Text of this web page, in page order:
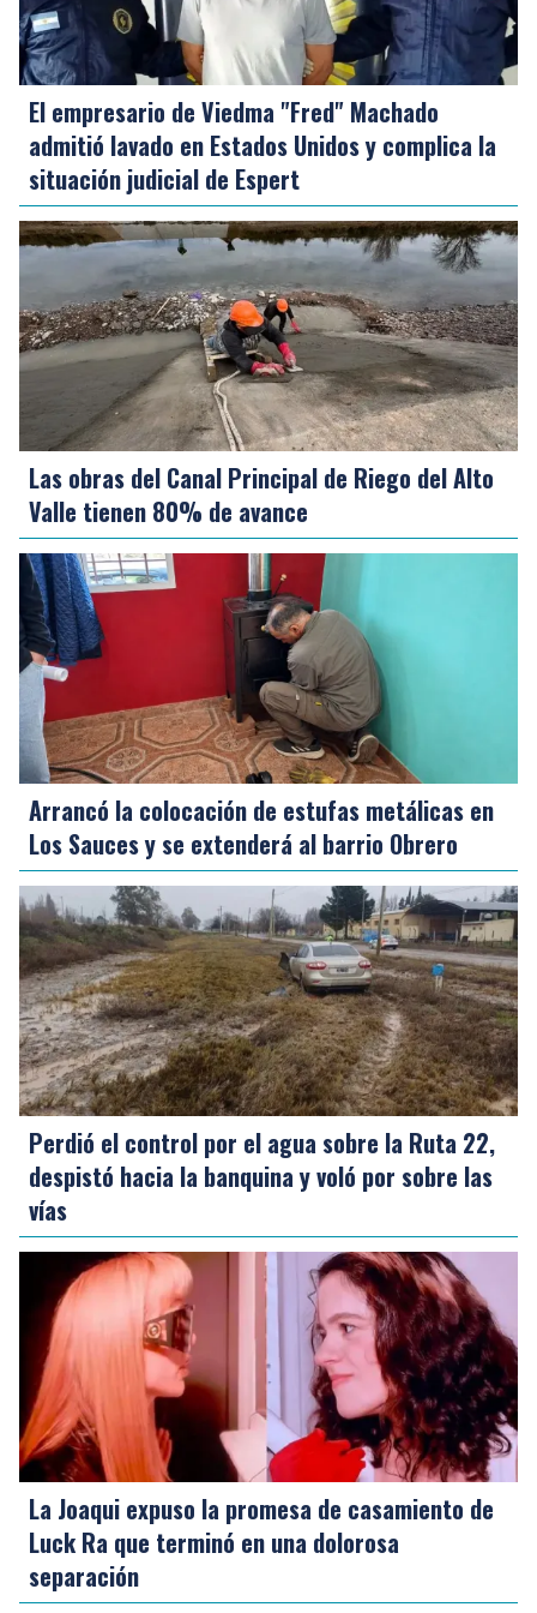
El empresario de Viedma "Fred" Machado
admitió lavado en Estados Unidos y complica la
situación judicial de Espert
Las obras del Canal Principal de Riego del Alto
Valle tienen 80% de avance
Arrancó la colocación de estufas metálicas en
Los Sauces y se extenderá al barrio Obrero
Perdió el control por el agua sobre la Ruta 22,
despistó hacia la banquina y voló por sobre las
vías
La Joaqui expuso la promesa de casamiento de
Luck Ra que terminó en una dolorosa
separación